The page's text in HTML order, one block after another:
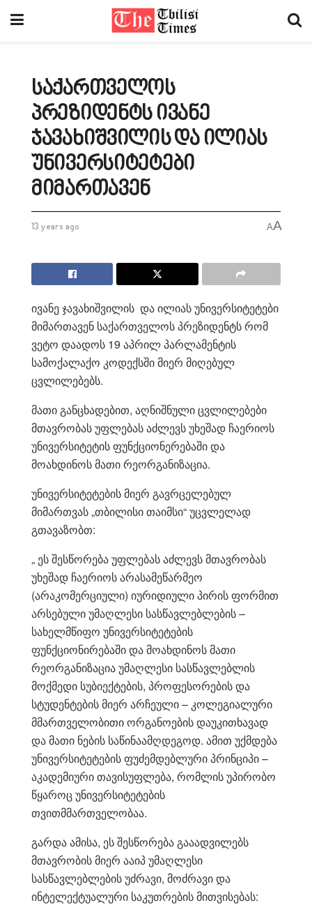
საქართველოს
პრეზიდენტს ივანე
ჯავახიშვილის და ილიას
უნივერსიტეტები
მიმართავენ
13 years ago AA
ივანე ჯავახიშვილის და ილიას უნივერსიტეტები
მიმართავენ საქართველოს პრეზიდენტს რომ
ვეტო დაადოს 19 აპრილ პარლამენტის
სამოქალაქო კოდექსში მიერ მიღებულ
ცვლილებებს.
მათი განცხადებით, აღნიშნული ცვლილებები
მთავრობას უფლებას აძლევს უხეშად ჩაერიოს
უნივერსიტეტის ფუნქციონერებაში და
მოახდინოს მათი რეორგანიზაცია.
უნივერსიტეტების მიერ გავრცელებულ
მიმართვას „თბილისი თაიმსი“ უცვლელად
გთავაზობთ:
„ ეს შესწორება უფლებას აძლევს მთავრობას
უხეშად ჩაერიოს არასამეწარმეო
(არაკომერციული) იურიდიული პირის ფორმით
არსებული უმაღლესი სასწავლებლების –
სახელმწიფო უნივერსიტეტების
ფუნქციონირებაში და მოახდინოს მათი
რეორგანიზაცია უმაღლესი სასწავლებლის
მოქმედი სუბიექტების, პროფესორების და
სტუდენტების მიერ არჩეული – კოლეგიალური
მმართველობითი ორგანოების დაუკითხავად
და მათი ნების საწინაამღდეგოდ. ამით უქმდება
უნივერსიტეტების ფუძემდებლური პრინციპი –
აკადემიური თავისუფლება, რომლის უპირობო
წყაროც უნივერსიტეტების
თვითმმართველობაა.
გარდა ამისა, ეს შესწორება გააადვილებს
მთავრობის მიერ ააიპ უმაღლესი
სასწავლებლების უძრავი, მოძრავი და
ინტელექტუალური საკუთრების მითვისებას: